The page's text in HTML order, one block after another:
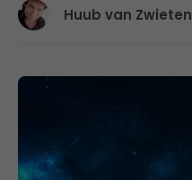
Huub van Zwieten